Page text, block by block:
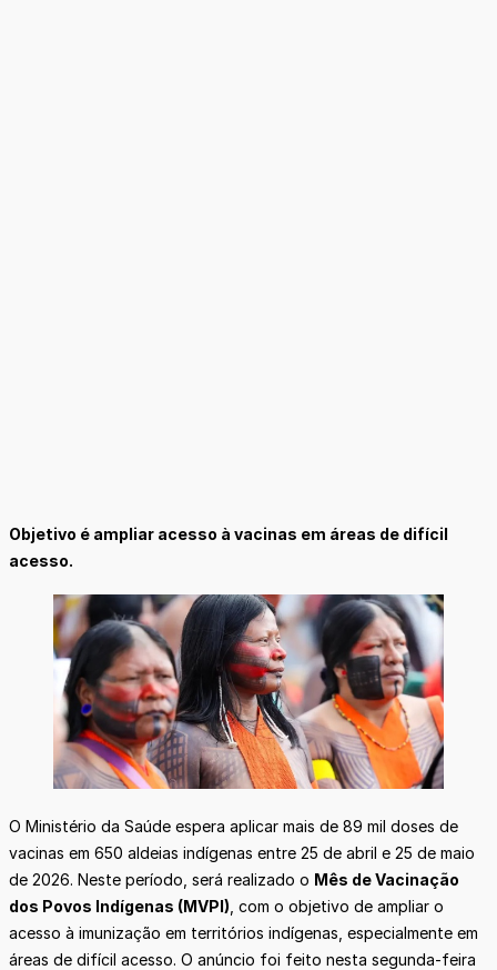
Objetivo é ampliar acesso à vacinas em áreas de difícil
acesso.
O Ministério da Saúde espera aplicar mais de 89 mil doses de
vacinas em 650 aldeias indígenas entre 25 de abril e 25 de maio
de 2026. Neste período, será realizado o Mês de Vacinação
dos Povos Indígenas (MVPI) , com o objetivo de ampliar o
acesso à imunização em territórios indígenas, especialmente em
áreas de difícil acesso. O anúncio foi feito nesta segunda-feira